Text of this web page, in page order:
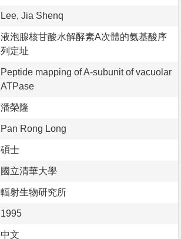
Lee, Jia Shenq
液泡腺核甘酸水解酵素A次體的氨基酸序
列定址
Peptide mapping of A-subunit of vacuolar
ATPase
潘榮隆
Pan Rong Long
碩士
國立清華大學
輻射生物研究所
1995
中文